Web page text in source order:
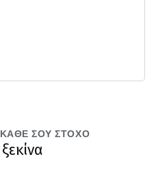
ΚΑΘΕ ΣΟΥ ΣΤΟΧΟ